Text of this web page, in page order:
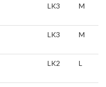
LK3 M
LK3 M
LK2 L